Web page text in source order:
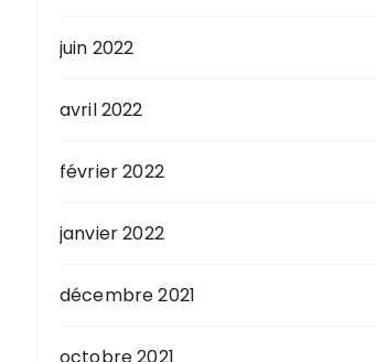
juin 2022
avril 2022
février 2022
janvier 2022
décembre 2021
octobre 2021